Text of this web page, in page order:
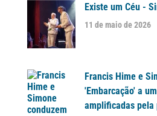
Existe um Céu -
11 de maio de 2026
Francis Hime e
'Embarcação' a
amplificadas